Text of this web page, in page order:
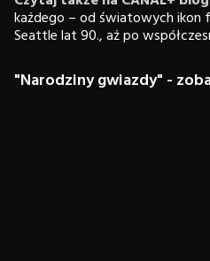
każdego – od światowych ikon
Seattle lat 90., aż po
"Narodziny gwiazdy" -